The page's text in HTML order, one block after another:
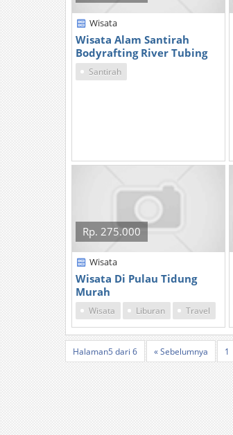
Wisata
Wisata Alam Santirah
Bodyrafting River Tubing
Santirah
Rp. 275.000
Wisata
Wisata Di Pulau Tidung
Murah
Wisata Liburan Travel
Halaman5 dari 6 « Sebelumnya 1